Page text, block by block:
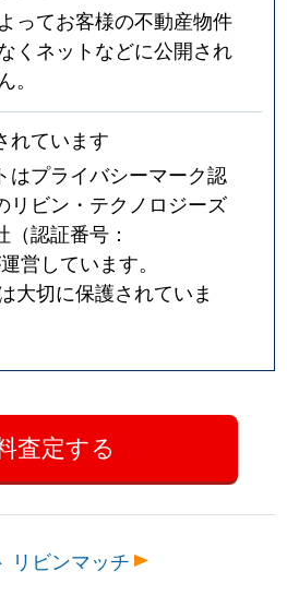
ってお客様の不動産物件
くネットなどに公開され
れています
はプライバシーマーク認
リビン・テクノロジーズ
（認証番号：
営しています。
大切に保護されていま
リビンマッチ